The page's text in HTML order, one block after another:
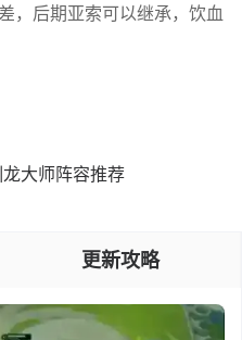
，后期亚索可以继承，饮血
大师阵容推荐
更新攻略